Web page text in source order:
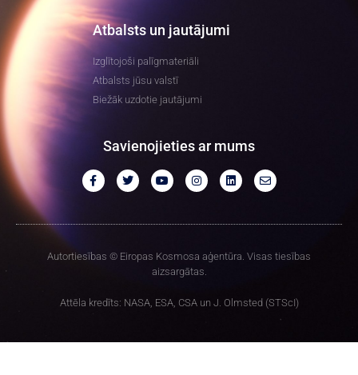
Atbalsts un jautājumi
Izglītojoši palīgmateriāli
Atbalsts jūsu valstī
Biežāk uzdotie jautājumi
Savienojieties ar mums
Autortiesības © Eiropas Kosmosa aģentūra. Visas tiesības
aizsargātas.
Attēla kredīts: NASA, ESA, CSA un J. Olmsted (STScI)